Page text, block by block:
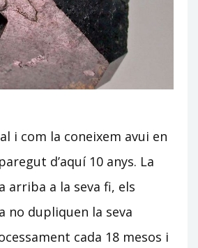
i com la coneixem avui en
d’aquí 10 anys. La
arriba a la seva fi, els
no dupliquen la seva
cada 18 mesos i